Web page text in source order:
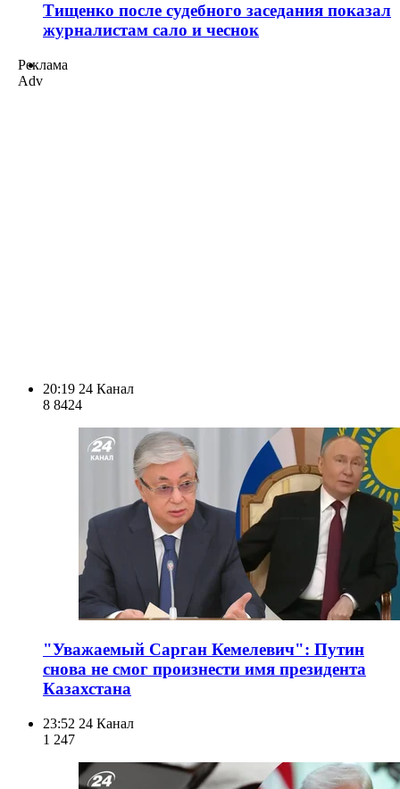
Тищенко после судебного заседания показал
журналистам сало и чеснок
Реклама
Adv
20:19 24 Канал
8 8424
"Уважаемый Сарган Кемелевич": Путин
снова не смог произнести имя президента
Казахстана
23:52 24 Канал
1 247